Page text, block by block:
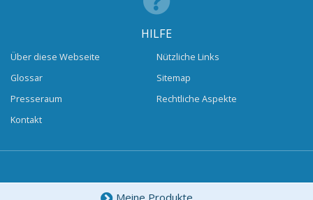
HILFE
Über diese Webseite
Glossar
Presseraum
Kontakt
Nützliche Links
Sitemap
Rechtliche Aspekte